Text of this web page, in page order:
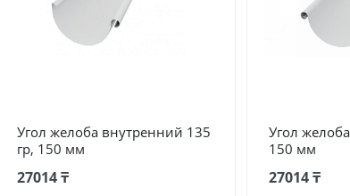
Угол желоба внутренний 135
гр, 150 мм
27014 ₸
Угол
150 мм
27014 ₸